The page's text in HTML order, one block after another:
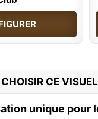
CE
unique pour